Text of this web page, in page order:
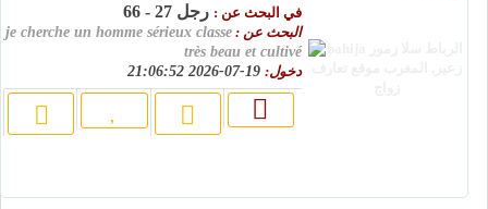
في البحث عن : رجل 27 - 66
البحث عن : je cherche un homme sérieux classe
très beau et cultivé
دخول: